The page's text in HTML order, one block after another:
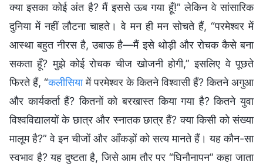
क्या इसका कोई अंत है? मैं इससे ऊब गया हूँ!” लेकिन वे सांसारिक
दुनिया में नहीं लौटना चाहते। वे मन ही मन सोचते हैं, “परमेश्वर में
आस्था बहुत नीरस है, उबाऊ है—मैं इसे थोड़ी और रोचक कैसे बना
सकता हूँ? मुझे कोई रोचक चीज खोजनी होगी,” इसलिए वे पूछते
फिरते हैं, “कलीसियामें परमेश्वर के कितने विश्वासी हैं? कितने अगुआ
और कार्यकर्ता हैं? कितनों को बरखास्त किया गया है? कितने युवा
विश्वविद्यालयों के छात्र और स्नातक छात्र हैं? क्या किसी को संख्या
मालूम है?” वे इन चीजों और आँकड़ों को सत्य मानते हैं। यह कौन-सा
स्वभाव है? यह दुष्टता है, जिसे आम तौर पर “घिनौनापन” कहा जाता